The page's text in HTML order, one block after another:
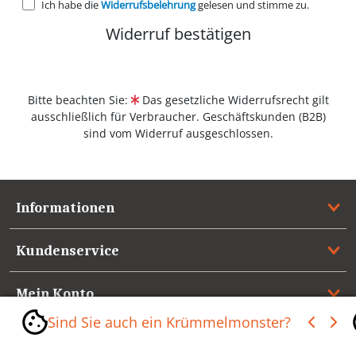
Ich habe dieWiderrufsbelehrunggelesen und stimme zu.
Widerruf bestätigen
Bitte beachten Sie:
Das gesetzliche Widerrufsrecht gilt
ausschließlich für Verbraucher. Geschäftskunden (B2B)
sind vom Widerruf ausgeschlossen.
Informationen
Kundenservice
Mein Konto
Referenzen
Sind Sie auch ein Krümmelmonster?